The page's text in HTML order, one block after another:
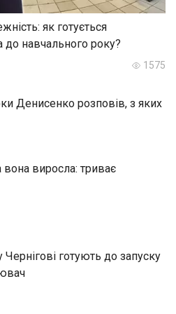
як готується
до навчального року?
1575
Денисенко розповів, з яких
виросла: триває
готують до запуску